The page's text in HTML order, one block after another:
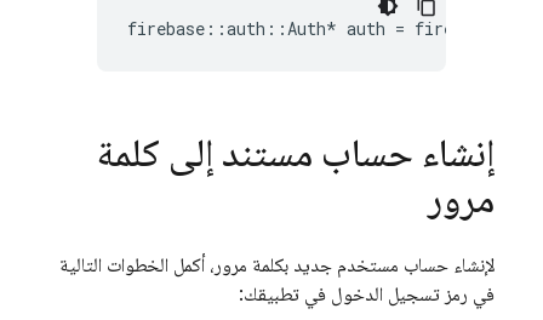
firebase ::auth ::Auth* auth = firebase
إنشاء حساب مستند إلى كلمة
مرور
لإنشاء حساب مستخدم جديد بكلمة مرور، أكمل الخطوات التالية
في رمز تسجيل الدخول في تطبيقك: